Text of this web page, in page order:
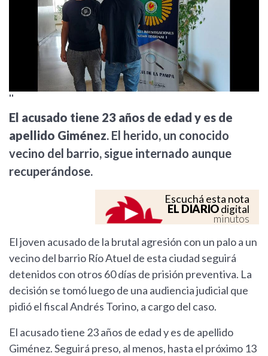
''
El acusado tiene 23 años de edad y es de
apellido Giménez. El herido, un conocido
vecino del barrio, sigue internado aunque
recuperándose.
Escuchá esta nota
EL DIARIOdigital
minutos
El joven acusado de la brutal agresión con un palo a un
vecino del barrio Río Atuel de esta ciudad seguirá
detenidos con otros 60 días de prisión preventiva. La
decisión se tomó luego de una audiencia judicial que
pidió el fiscal Andrés Torino, a cargo del caso.
El acusado tiene 23 años de edad y es de apellido
Giménez. Seguirá preso, al menos, hasta el próximo 13